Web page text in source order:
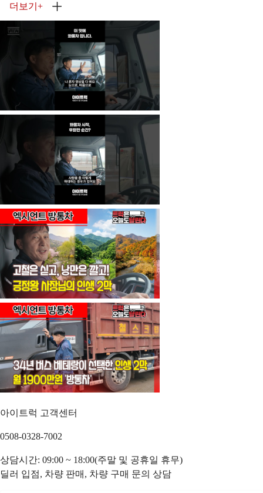
더보기 +
아이트럭 고객센터
0508-0328-7002
상담시간: 09:00 ~ 18:00(주말 및 공휴일 휴무)
딜러 입점, 차량 판매, 차량 구매 문의 상담